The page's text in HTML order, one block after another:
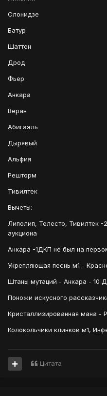
Слонидзе
Батур
Шаттен
Дрод
Фьер
Анкара
Веран
Абигаэль
Дырявый
Альфия
Решторм
Тивилтек
Вычеты:
Липолип, Телесто, Тивилтек
аукциона
Анкара -1ДКП не был на
Укрепляющая песнь м1 -
Штаны мутаций - Анкара - 10
Поножи искусного
Кристаллизированная мана -
Колокольчики клинков м1,
Цитата